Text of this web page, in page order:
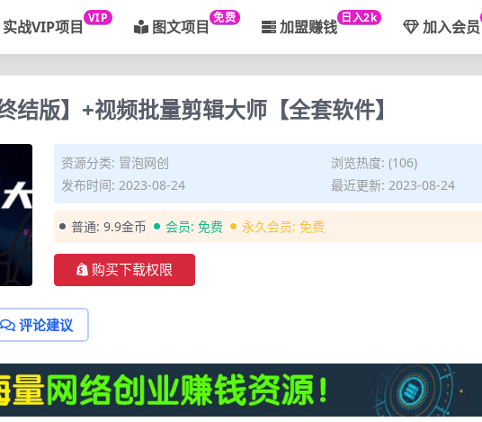
实战VIP项目 VIP 图文项目 免费 加盟赚钱 日入2k 加入会员
结版】+视频批量剪辑大师【全套软件】
资源分类: 冒泡网创
浏览热度: (106)
发布时间: 2023-08-24
最近更新: 2023-08-24
普通: 9.9金币 会员: 免费 永久会员: 免费
购买下载权限
评论建议